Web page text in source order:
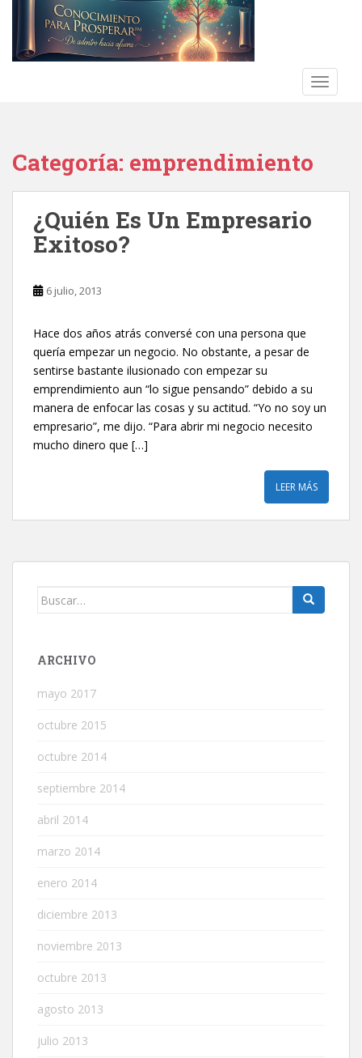
Categoría: emprendimiento
¿Quién Es Un Empresario
Exitoso?
6 julio, 2013
Hace dos años atrás conversé con una persona que
quería empezar un negocio. No obstante, a pesar de
sentirse bastante ilusionado con empezar su
emprendimiento aun “lo sigue pensando” debido a su
manera de enfocar las cosas y su actitud. “Yo no soy un
empresario”, me dijo. “Para abrir mi negocio necesito
mucho dinero que […]
LEER MÁS
Buscar:
ARCHIVO
mayo 2017
octubre 2015
octubre 2014
septiembre 2014
abril 2014
marzo 2014
enero 2014
diciembre 2013
noviembre 2013
octubre 2013
agosto 2013
julio 2013